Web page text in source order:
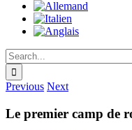
Search
for:
Previous Next
Le premier camp de